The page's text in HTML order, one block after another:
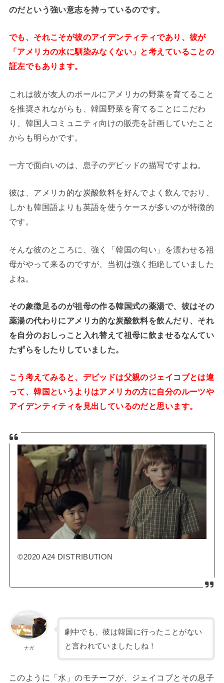
のだという強い意志を持っているのです。
でも、それこそが彼のアイデンティティであり、彼が
「アメリカの水に馴染みなくない」と考えていることの
証左でもあります。
これは彼が友人のポールにアメリカの野菜を育てること
を推奨されながらも、韓国野菜を育てることにこだわ
り、韓国人コミュニティ向けの販売を計画していたこと
からも明らかです。
一方で面白いのは、息子のデビッドの描写ですよね。
彼は、アメリカ的な炭酸飲料を好んでよく飲んでおり、
しかも韓国語よりも英語を使うケースが多いのが特徴的
です。
そんな彼のところに、強く「韓国の匂い」を漂わせる祖
母がやって来るのですが、当初は強く拒絶していました
よね。
その象徴足るのが祖母の作る韓国式の薬湯で、彼はその
薬湯の代わりにアメリカ的な炭酸飲料を飲んだり、それ
を自分のおしっこと入れ替えて祖母に飲ませるなんてい
たずらをしたりしていました。
こう考えてみると、デビッドは父親のジェイコブとは違
って、韓国というよりはアメリカの方に自分のルーツや
アイデンティティを見出しているのだと思います。
©2020 A24 DISTRIBUTION
ナガ
劇中でも、彼は韓国に行ったことがない
と言われていましたしね！
このように「水」のモチーフが、ジェイコブとその息子